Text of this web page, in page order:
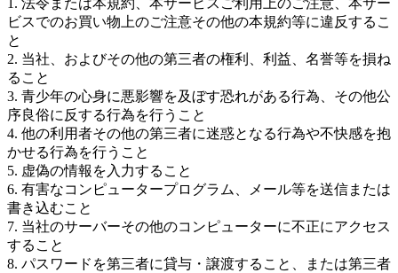
ビスでのお買い物上のご注意その他の本規約等に違反するこ
と
2. 当社、およびその他の第三者の権利、利益、名誉等を損ね
ること
3. 青少年の心身に悪影響を及ぼす恐れがある行為、その他公
序良俗に反する行為を行うこと
4. 他の利用者その他の第三者に迷惑となる行為や不快感を抱
かせる行為を行うこと
5. 虚偽の情報を入力すること
6. 有害なコンピュータープログラム、メール等を送信または
書き込むこと
7. 当社のサーバーその他のコンピューターに不正にアクセス
すること
8. パスワードを第三者に貸与・譲渡すること、または第三者